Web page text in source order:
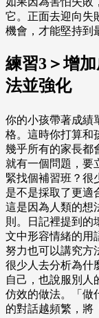
它。正面去迎向失
機會，才能堅持到
練習3＞增
法並強化
你的小孩帶著成績
格。這時你打算和
幾乎所有的家長都
就有一個問題，要
緊找個補習班？很
是不是採取了更適
這是因為人類的想
則。日記裡提到的
文中形容情緒的用
努力也可以講究方
很少人去分析為什
自己，也說服別人
仿效的做法。「做
的對話越頻繁，將